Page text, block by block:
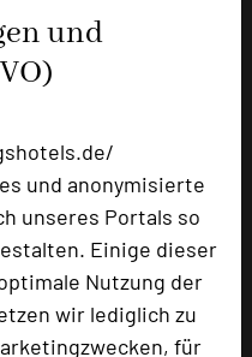
und
und anonymisierte
unseres Portals so
Einige dieser
Nutzung der
wir lediglich zu
für